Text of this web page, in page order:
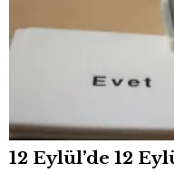
12 Eylül’de 12